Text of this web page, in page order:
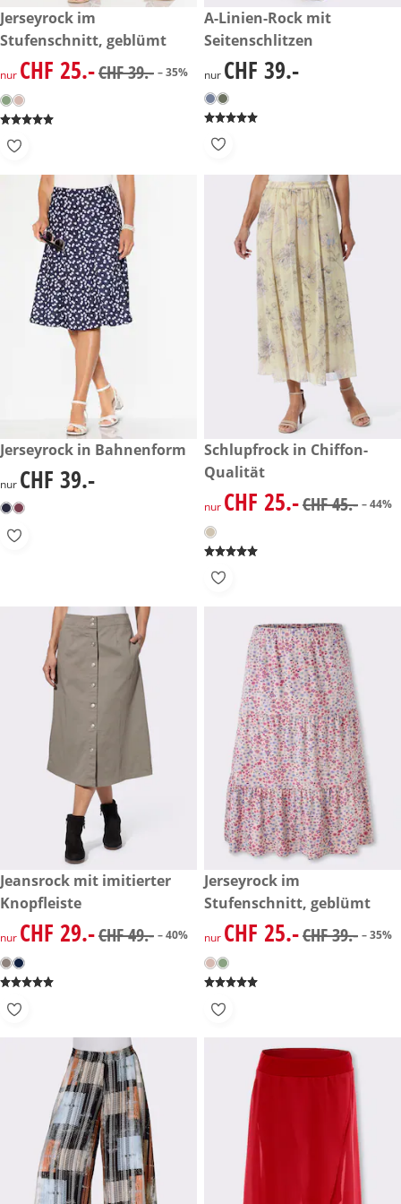
reduzierter Preis CHF 25.-, vorheriger Preis: CHF 39.-
-35%
Jerseyrock im
Stufenschnitt, geblümt
reduzierter Preis CHF 25.-, vorheriger Preis: CHF 39.-
nur CHF 25.-CHF 39.- – 35%
CHF 39.-
A-Linien-Rock mit
Seitenschlitzen
CHF 39.-
nur CHF 39.-
CHF 39.-
Jerseyrock in Bahnenform
CHF 39.-
nur CHF 39.-
reduzierter Preis CHF 25.-,
-44%
Schlupfrock in Chiffon-
Qualität
reduzierter Preis CHF 25.-,
nur CHF 25.-CHF 45.- – 44%
reduzierter Preis CHF 29.-, vorheriger Preis: CHF 49.-
-40%
Jeansrock mit imitierter
Knopfleiste
reduzierter Preis CHF 29.-, vorheriger Preis: CHF 49.-
nur CHF 29.-CHF 49.- – 40%
reduzierter Preis CHF 25.-,
-35%
Jerseyrock im
Stufenschnitt, geblümt
reduzierter Preis CHF 25.-,
nur CHF 25.-CHF 39.- – 35%